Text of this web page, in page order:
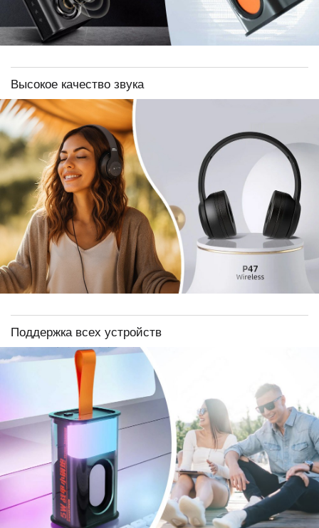
Высокое качество звука
Поддержка всех устройств